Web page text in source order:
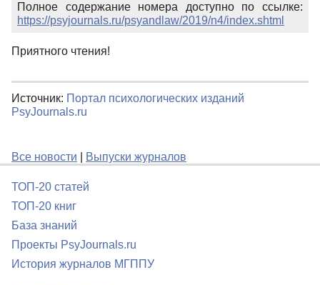
Полное содержание номера доступно по ссылке:
https://psyjournals.ru/psyandlaw/2019/n4/index.shtml
Приятного чтения!
Источник: Портал психологических изданий
PsyJournals.ru
Все новости Выпуски журналов
ТОП-20 статей
ТОП-20 книг
База знаний
Проекты PsyJournals.ru
История журналов МГППУ